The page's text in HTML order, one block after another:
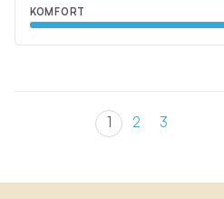
KOMFORT
1 2 3